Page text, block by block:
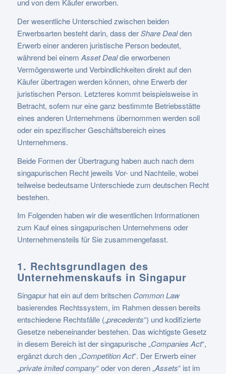
und von dem Käufer erworben.
Der wesentliche Unterschied zwischen beiden
Erwerbsarten besteht darin, dass derShare Dealden
Erwerb einer anderen juristische Person bedeutet,
während bei einem Asset Dealdie erworbenen
Vermögenswerte und Verbindlichkeiten direkt auf den
Käufer übertragen werden können, ohne Erwerb der
juristischen Person. Letzteres kommt beispielsweise in
Betracht, sofern nur eine ganz bestimmte Betriebsstätte
eines anderen Unternehmens übernommen werden soll
oder ein spezifischer Geschäftsbereich eines
Unternehmens.
Beide Formen der Übertragung haben auch nach dem
singapurischen Recht jeweils Vor- und Nachteile, wobei
teilweise bedeutsame Unterschiede zum deutschen Recht
bestehen.
Im Folgenden haben wir die wesentlichen Informationen
zum Kauf eines singapurischen Unternehmens oder
Unternehmensteils für Sie zusammengefasst.
1. Rechtsgrundlagen des
Unternehmenskaufs in Singapur
Singapur hat ein auf dem britschen Common Law
basierendes Rechtssystem, im Rahmen dessen bereits
entschiedene Rechtsfälle („precedents“) und kodifizierte
Gesetze nebeneinander bestehen. Das wichtigste Gesetz
in diesem Bereich ist der singapurische „Companies Act“,
ergänzt durch den „Competition Act“. Der Erwerb einer
„private imited company“ oder von deren „Assets“ ist im